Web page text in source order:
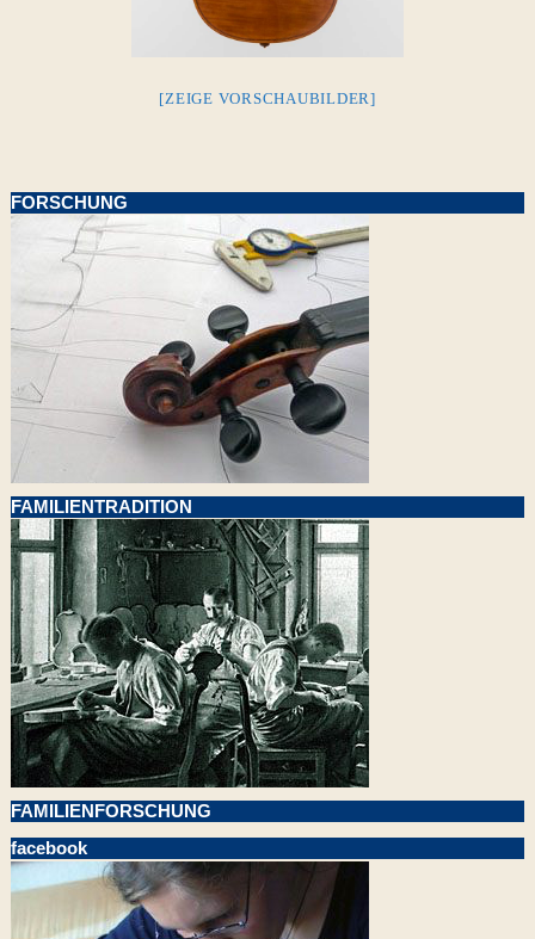
[ZEIGE VORSCHAUBILDER]
FORSCHUNG
FAMILIENTRADITION
FAMILIENFORSCHUNG
facebook